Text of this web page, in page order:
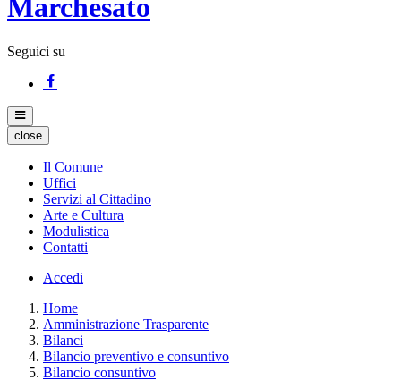
Marchesato
Seguici su
close
Il Comune
Uffici
Servizi al Cittadino
Arte e Cultura
Modulistica
Contatti
Accedi
Home
Amministrazione Trasparente
Bilanci
Bilancio preventivo e consuntivo
Bilancio consuntivo